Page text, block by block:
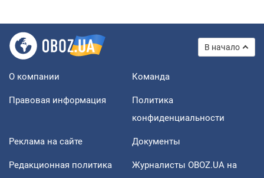
В начало
О компании Команда
Правовая информация
Политика
конфиденциальности
Реклама на сайте Документы
Редакционная политика
Журналисты OBOZ.UA на